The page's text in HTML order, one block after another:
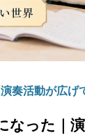
奏活動が広げ
なった｜